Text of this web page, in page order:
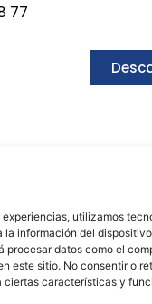
utilizamos
la información del
procesar datos como el
este sitio. No consentir o
ciertas características y
77